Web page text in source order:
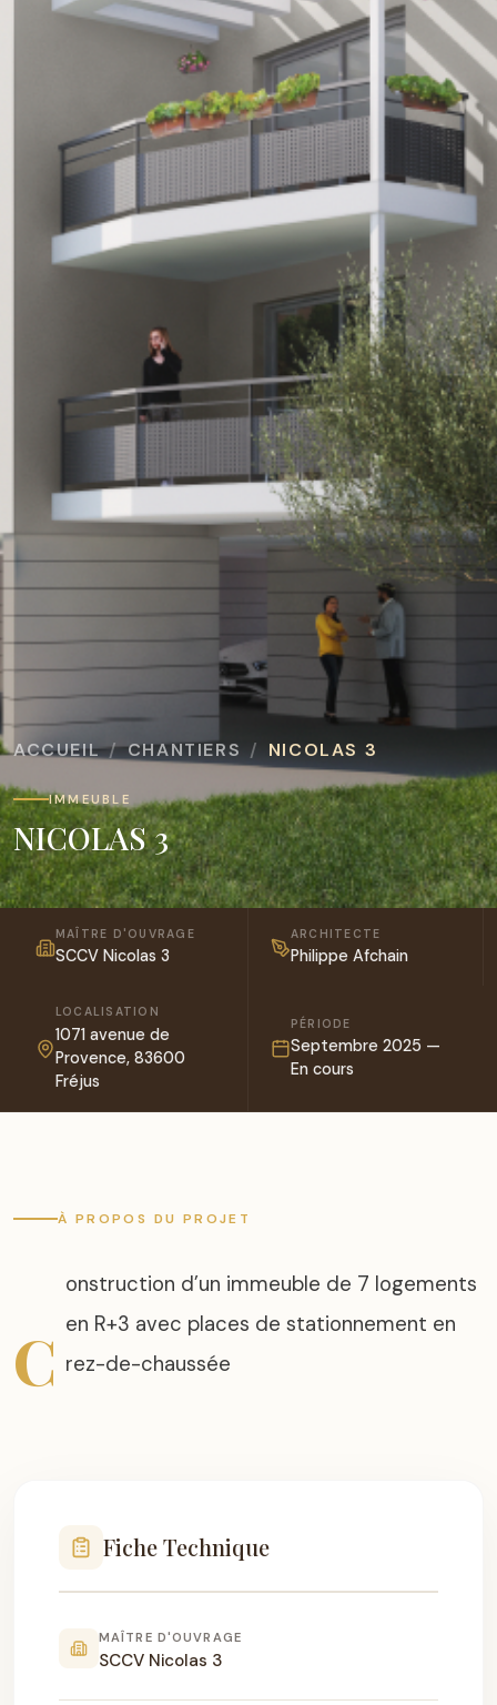
ACCUEIL CHANTIERS NICOLAS 3
IMMEUBLE
NICOLAS 3
MAÎTRE D'OUVRAGE
SCCV Nicolas 3
ARCHITECTE
Philippe Afchain
LOCALISATION
1071 avenue de
Provence, 83600
Fréjus
PÉRIODE
Septembre 2025 —
En cours
À PROPOS DU PROJET
C
onstruction d’un immeuble de 7 logements
en R+3 avec places de stationnement en
rez-de-chaussée
Fiche Technique
MAÎTRE D'OUVRAGE
SCCV Nicolas 3